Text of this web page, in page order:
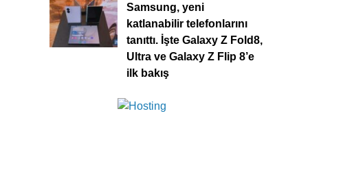
Samsung, yeni
katlanabilir telefonlarını
tanıttı. İşte Galaxy Z Fold8,
Ultra ve Galaxy Z Flip 8’e
ilk bakış